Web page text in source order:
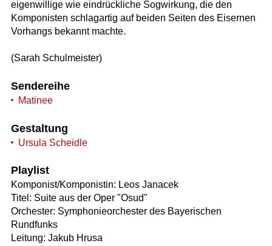
eigenwillige wie eindrückliche Sogwirkung, die den
Komponisten schlagartig auf beiden Seiten des Eisernen
Vorhangs bekannt machte.
(Sarah Schulmeister)
Sendereihe
Matinee
Gestaltung
Ursula Scheidle
Playlist
Komponist/Komponistin: Leos Janacek
Titel: Suite aus der Oper "Osud"
Orchester: Symphonieorchester des Bayerischen
Rundfunks
Leitung: Jakub Hrusa